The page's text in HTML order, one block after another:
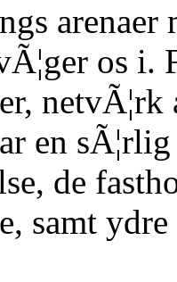
arenaer
os i.
en
de
samt